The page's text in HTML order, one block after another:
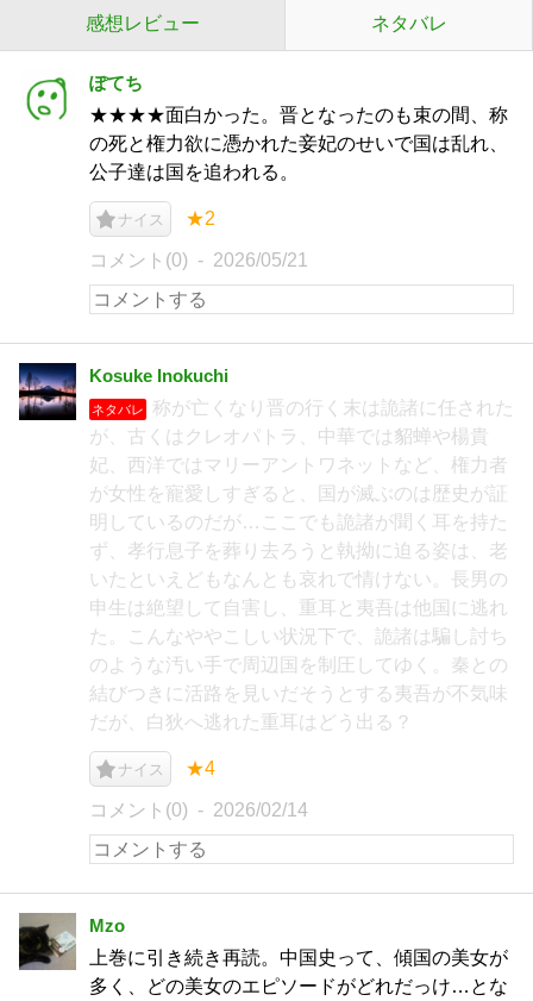
感想レビュー ネタバレ
ぽてち
★★★★面白かった。晋となったのも束の間、称
の死と権力欲に憑かれた妾妃のせいで国は乱れ、
公子達は国を追われる。
ナイス ★2
コメント(0) 2026/05/21
Kosuke Inokuchi
ネタバレ
称が亡くなり晋の行く末は詭諸に任された
が、古くはクレオパトラ、中華では貂蝉や楊貴
妃、西洋ではマリーアントワネットなど、権力者
が女性を寵愛しすぎると、国が滅ぶのは歴史が証
明しているのだが…ここでも詭諸が聞く耳を持た
ず、孝行息子を葬り去ろうと執拗に迫る姿は、老
いたといえどもなんとも哀れで情けない。長男の
申生は絶望して自害し、重耳と夷吾は他国に逃れ
た。こんなややこしい状況下で、詭諸は騙し討ち
のような汚い手で周辺国を制圧してゆく。秦との
結びつきに活路を見いだそうとする夷吾が不気味
だが、白狄へ逃れた重耳はどう出る？
ナイス ★4
コメント(0) 2026/02/14
Mzo
上巻に引き続き再読。中国史って、傾国の美女が
多く、どの美女のエピソードがどれだっけ…とな